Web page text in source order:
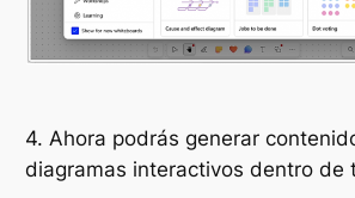
4. Ahora podrás generar
diagramas interactivos dentro de